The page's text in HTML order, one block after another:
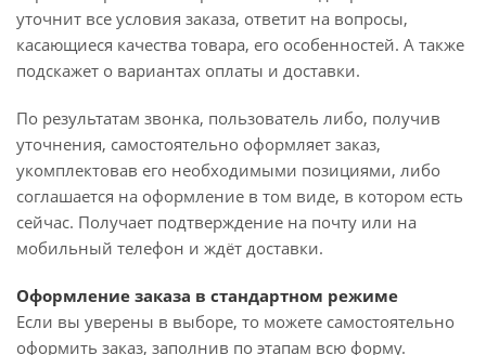
уточнит все условия заказа, ответит на вопросы,
касающиеся качества товара, его особенностей. А также
подскажет о вариантах оплаты и доставки.
По результатам звонка, пользователь либо, получив
уточнения, самостоятельно оформляет заказ,
укомплектовав его необходимыми позициями, либо
соглашается на оформление в том виде, в котором есть
сейчас. Получает подтверждение на почту или на
мобильный телефон и ждёт доставки.
Оформление заказа в стандартном режиме
Если вы уверены в выборе, то можете самостоятельно
оформить заказ, заполнив по этапам всю форму.